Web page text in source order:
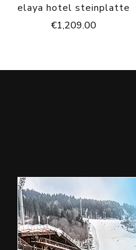
elaya hotel steinplatte
€1,209.00